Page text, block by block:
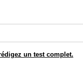
un test complet.